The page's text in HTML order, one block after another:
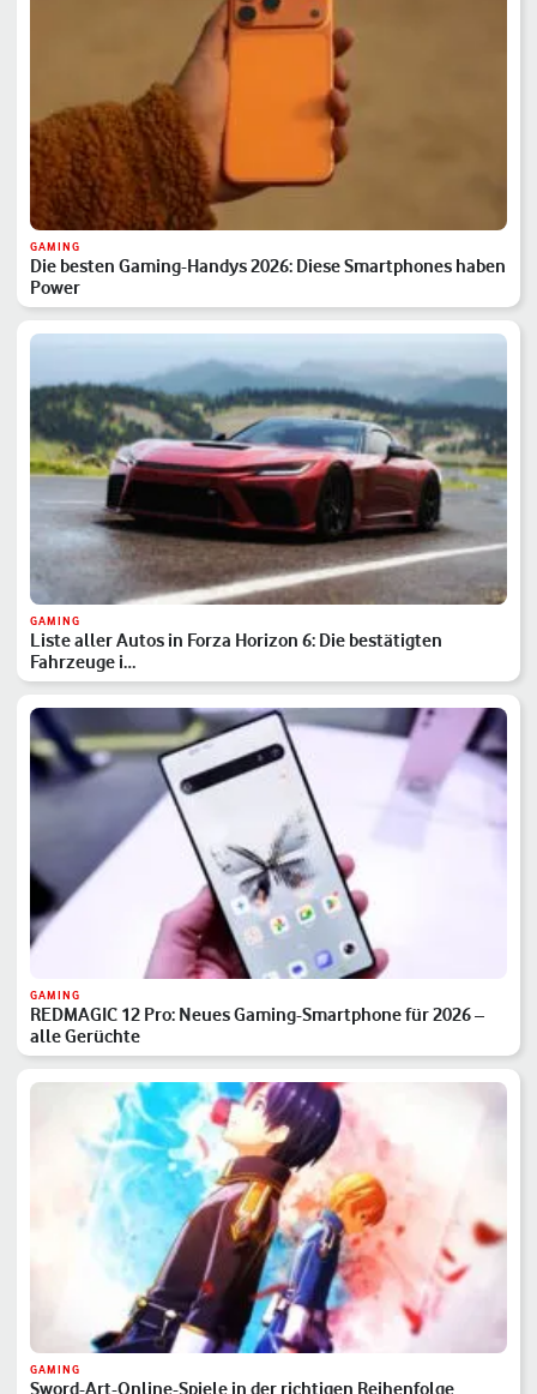
GAMING
Die besten Gaming-Handys 2026: Diese Smartphones haben
Power
GAMING
Liste aller Autos in Forza Horizon 6: Die bestätigten
Fahrzeuge i…
GAMING
REDMAGIC 12 Pro: Neues Gaming-Smartphone für 2026 –
alle Gerüchte
GAMING
Sword-Art-Online-Spiele in der richtigen Reihenfolge